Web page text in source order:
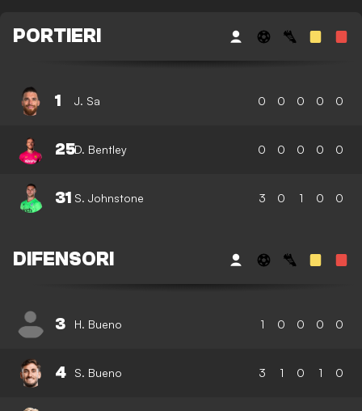
PORTIERI
1 J. Sa 0 0 0 0 0
25D. Bentley 0 0 0 0 0
31 S. Johnstone 3 0 1 0 0
DIFENSORI
3 H. Bueno 1 0 0 0 0
4 S. Bueno 3 1 0 1 0